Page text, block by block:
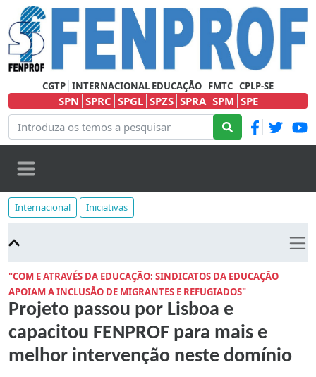
CGTP INTERNACIONAL EDUCAÇÃO FMTC CPLP-SE
SPN SPRC SPGL SPZS SPRA SPM SPE
Internacional Iniciativas
"COM E ATRAVÉS DA EDUCAÇÃO: SINDICATOS DA EDUCAÇÃO
APOIAM A INCLUSÃO DE MIGRANTES E REFUGIADOS"
Projeto passou por Lisboa e
capacitou FENPROF para mais e
melhor intervenção neste domínio